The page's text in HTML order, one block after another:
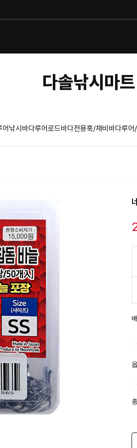
다솔낚시마
낚시 바다루어로드바다전용훅/채비 바다루어/